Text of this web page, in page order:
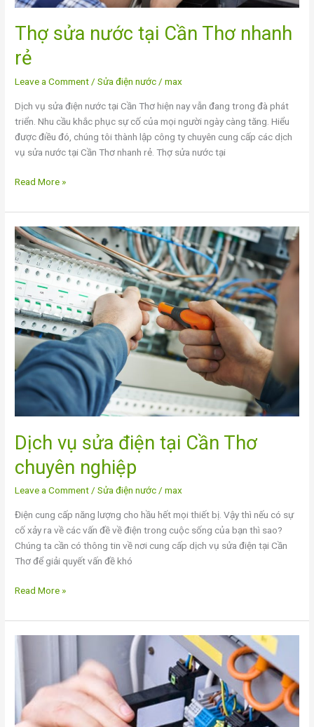
Thợ sửa nước tại Cần Thơ nhanh
rẻ
Leave a Comment /Sửa điện nước /max
Dịch vụ sửa điện nước tại Cần Thơ hiện nay vẫn đang trong đà phát
triển. Nhu cầu khắc phục sự cố của mọi người ngày càng tăng. Hiểu
được điều đó, chúng tôi thành lập công ty chuyên cung cấp các dịch
vụ sửa nước tại Cần Thơ nhanh rẻ. Thợ sửa nước tại
Read More »
Dịch vụ sửa điện tại Cần Thơ
chuyên nghiệp
Leave a Comment /Sửa điện nước /max
Điện cung cấp năng lượng cho hầu hết mọi thiết bị. Vậy thì nếu có sự
cố xảy ra về các vấn đề về điện trong cuộc sống của bạn thì sao?
Chúng ta cần có thông tin về nơi cung cấp dịch vụ sửa điện tại Cần
Thơ để giải quyết vấn đề khó
Dịch
vụ
sửa
điện
tại
Cần
Thơ
chuyên
nghiệp
Read More »
Cần
Thơ